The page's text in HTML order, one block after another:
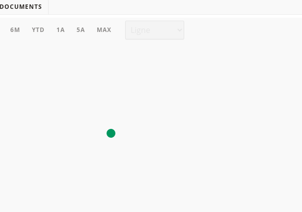
DOCUMENTS
6M YTD 1A 5A MAX